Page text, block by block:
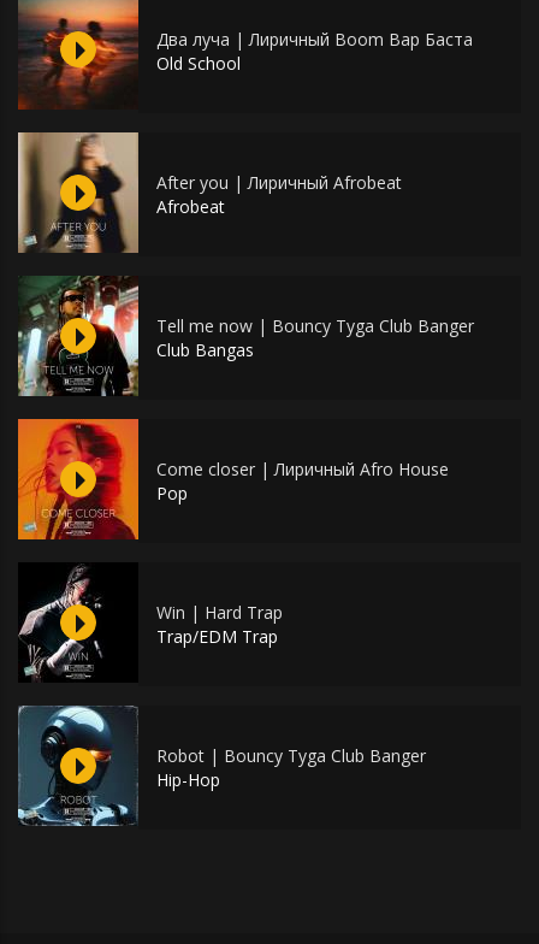
Два луча | Лиричный Boom Bap Баста
Old School
After you | Лиричный Afrobeat
Afrobeat
Tell me now | Bouncy Tyga Club Banger
Club Bangas
Come closer | Лиричный Afro House
Pop
Win | Hard Trap
Trap/EDM Trap
Robot | Bouncy Tyga Club Banger
Hip-Hop